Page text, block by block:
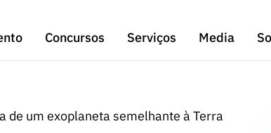
Concursos Serviços Media
de um exoplaneta semelhante à Terra